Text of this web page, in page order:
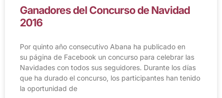
Ganadores del Concurso de Navidad
2016
Por quinto año consecutivo Abana ha publicado en
su página de Facebook un concurso para celebrar las
Navidades con todos sus seguidores. Durante los días
que ha durado el concurso, los participantes han tenido
la oportunidad de